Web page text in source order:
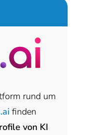
rund um
finden
von KI